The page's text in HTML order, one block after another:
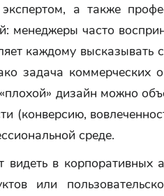
а также
менеджеры часто
каждому высказывать
задача коммерческих
дизайн можно
(конверсию,
среде.
в корпоративных
или